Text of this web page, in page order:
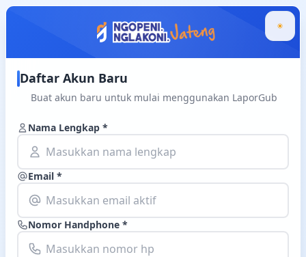
Daftar Akun Baru
Buat akun baru untuk mulai menggunakan LaporGub
Nama Lengkap *
Email *
Nomor Handphone *